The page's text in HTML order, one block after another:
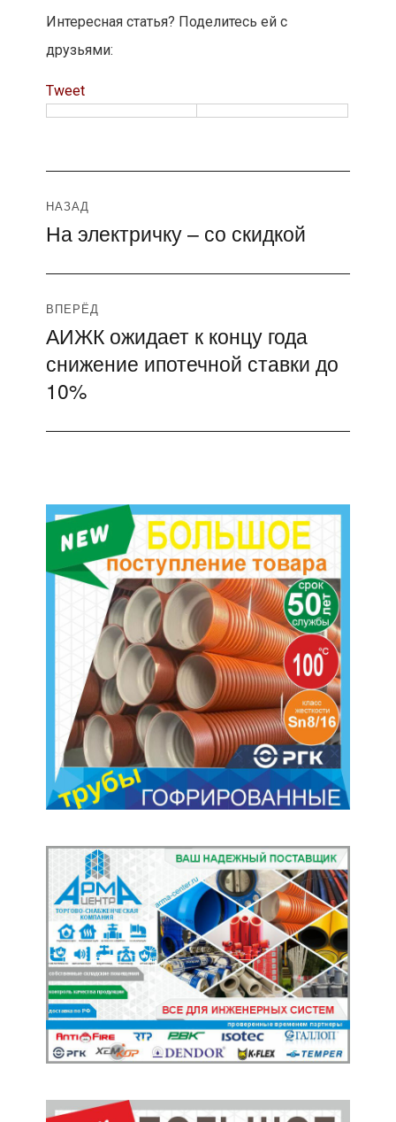
Интересная статья? Поделитесь ей с
друзьями:
Tweet
Навигация
по
записям
НАЗАД
Предыдущая
На электричку – со скидкой
ВПЕРЁД
Следующая
запись:
АИЖК ожидает к концу года
снижение ипотечной ставки до
10%